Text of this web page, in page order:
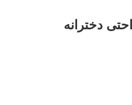
دخترانه